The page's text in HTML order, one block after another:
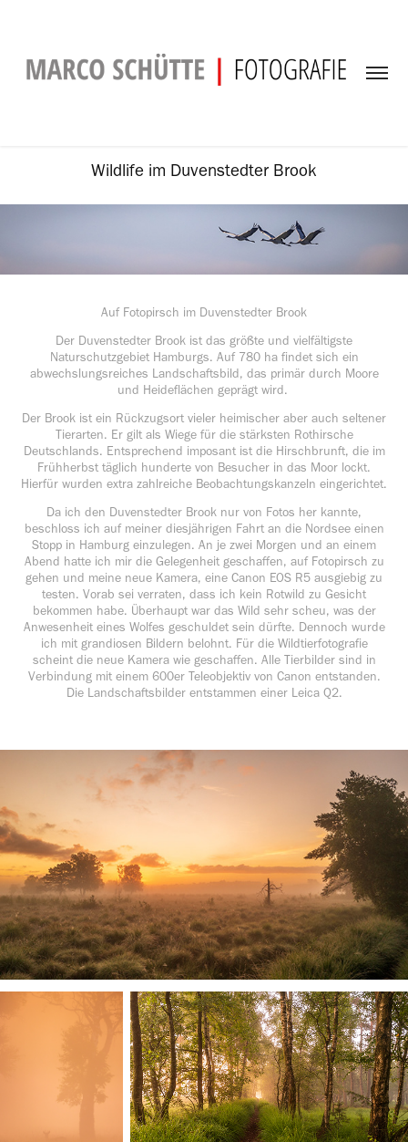
Wildlife im Duvenstedter Brook
Auf Fotopirsch im Duvenstedter Brook
Der Duvenstedter Brook ist das größte und vielfältigste
Naturschutzgebiet Hamburgs. Auf 780 ha findet sich ein
abwechslungsreiches Landschaftsbild, das primär durch Moore
und Heideflächen geprägt wird.
Der Brook ist ein Rückzugsort vieler heimischer aber auch seltener
Tierarten. Er gilt als Wiege für die stärksten Rothirsche
Deutschlands. Entsprechend imposant ist die Hirschbrunft, die im
Frühherbst täglich hunderte von Besucher in das Moor lockt.
Hierfür wurden extra zahlreiche Beobachtungskanzeln eingerichtet.
Da ich den Duvenstedter Brook nur von Fotos her kannte,
beschloss ich auf meiner diesjährigen Fahrt an die Nordsee einen
Stopp in Hamburg einzulegen. An je zwei Morgen und an einem
Abend hatte ich mir die Gelegenheit geschaffen, auf Fotopirsch zu
gehen und meine neue Kamera, eine Canon EOS R5 ausgiebig zu
testen. Vorab sei verraten, dass ich kein Rotwild zu Gesicht
bekommen habe. Überhaupt war das Wild sehr scheu, was der
Anwesenheit eines Wolfes geschuldet sein dürfte. Dennoch wurde
ich mit grandiosen Bildern belohnt. Für die Wildtierfotografie
scheint die neue Kamera wie geschaffen. Alle Tierbilder sind in
Verbindung mit einem 600er Teleobjektiv von Canon entstanden.
Die Landschaftsbilder entstammen einer Leica Q2.